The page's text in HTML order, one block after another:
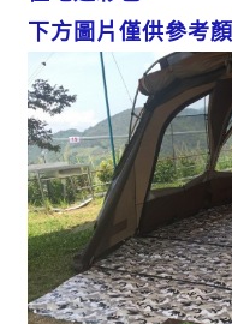
下方圖片僅供參考